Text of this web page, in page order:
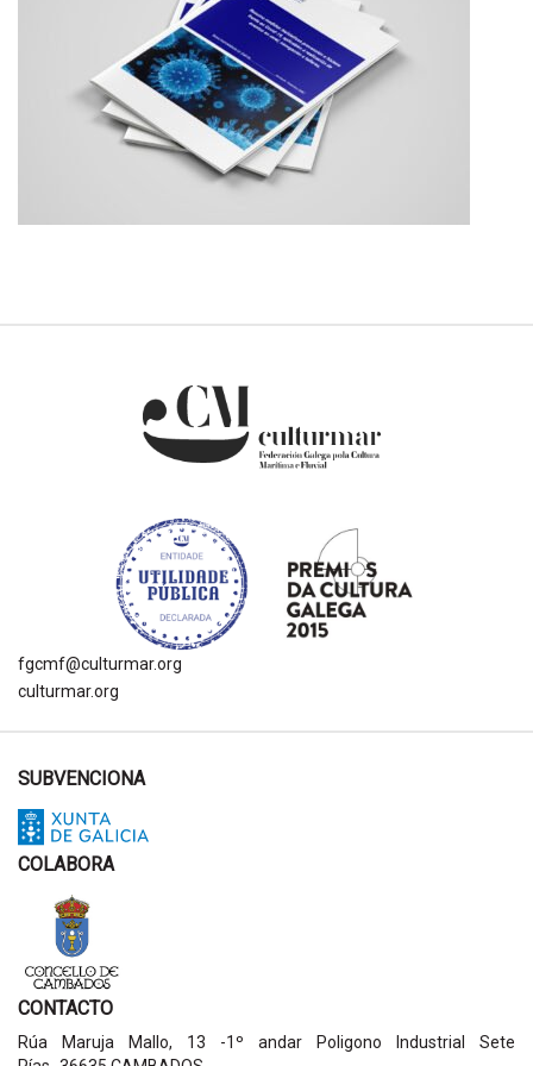
fgcmf@culturmar.org
culturmar.org
SUBVENCIONA
COLABORA
CONTACTO
Rúa Maruja Mallo, 13 -1º andar Poligono Industrial Sete